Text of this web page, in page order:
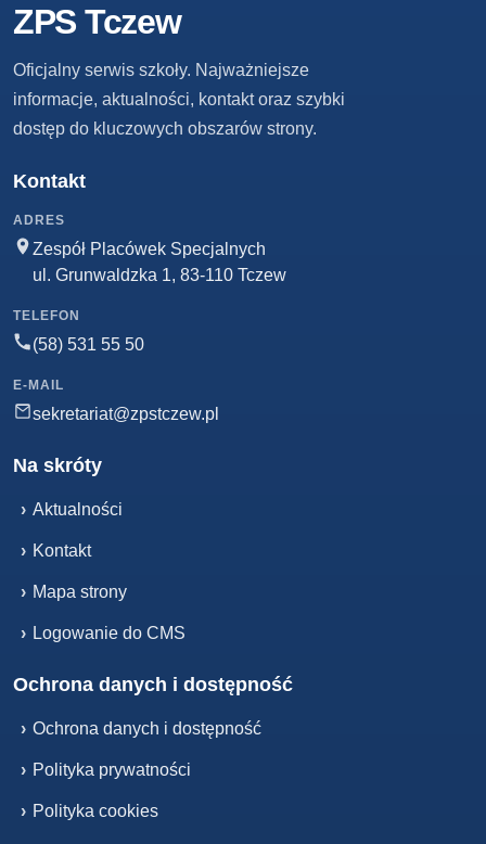
ZPS Tczew
Oficjalny serwis szkoły. Najważniejsze
informacje, aktualności, kontakt oraz szybki
dostęp do kluczowych obszarów strony.
Kontakt
ADRES
Zespół Placówek Specjalnych
ul. Grunwaldzka 1, 83-110 Tczew
TELEFON
(58) 531 55 50
E-MAIL
sekretariat@zpstczew.pl
Na skróty
› Aktualności
› Kontakt
› Mapa strony
› Logowanie do CMS
Ochrona danych i dostępność
› Ochrona danych i dostępność
› Polityka prywatności
› Polityka cookies